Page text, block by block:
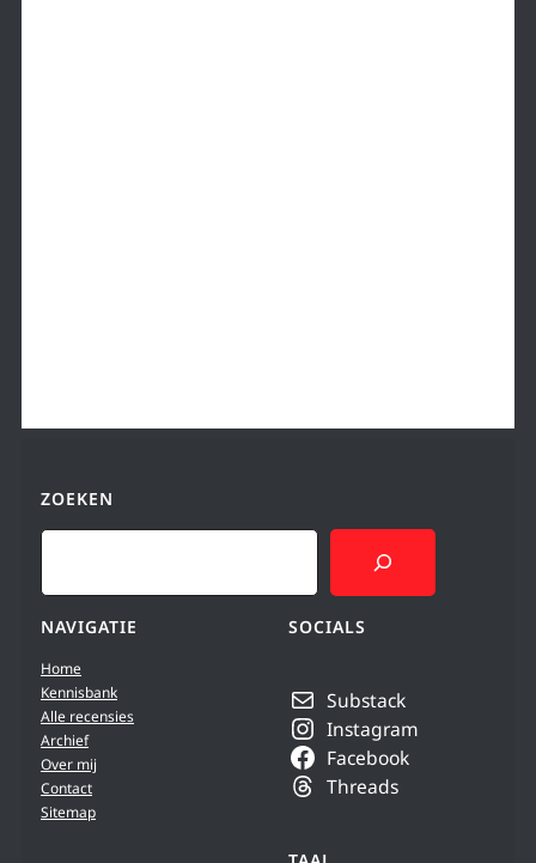
ZOEKEN
Search
NAVIGATIE
Home
Kennisbank
Alle recensies
Archief
Over mij
Contact
Sitemap
SOCIALS
Substack
Instagram
Facebook
Threads